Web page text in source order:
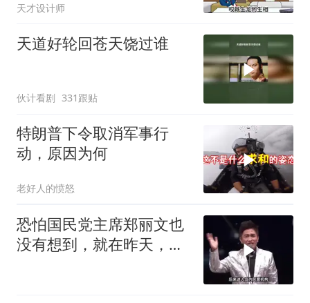
天才设计师
天道好轮回苍天饶过谁
伙计看剧 331跟贴
特朗普下令取消军事行
动，原因为何
老好人的愤怒
恐怕国民党主席郑丽文也
没有想到，就在昨天，对